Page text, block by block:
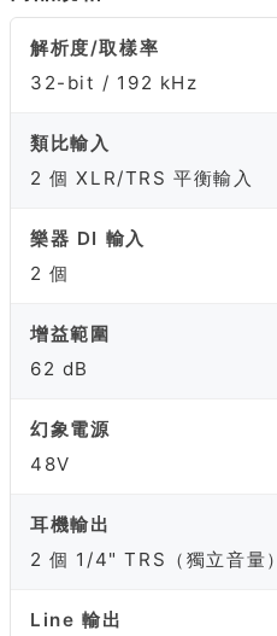
解析度/取樣率
32-bit / 192 kHz
類比輸入
2 個 XLR/TRS 平衡輸入
樂器 DI 輸入
2 個
增益範圍
62 dB
幻象電源
48V
耳機輸出
2 個 1/4" TRS（獨立音量）
Line 輸出